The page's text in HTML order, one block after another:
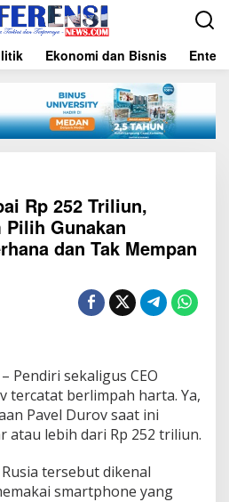
Ekonomi dan Bisnis
Rp 252 Triliun,
Pilih Gunakan
dan Tak Mempan
– Pendiri sekaligus CEO
tercatat berlimpah harta. Ya,
Pavel Durov saat ini
atau lebih dari Rp 252 triliun.
tersebut dikenal
smartphone yang